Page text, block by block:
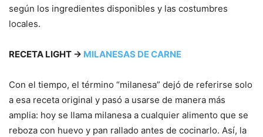
según los ingredientes disponibles y las costumbres
locales.
RECETA LIGHT → MILANESAS DE CARNE
Con el tiempo, el término “milanesa” dejó de referirse solo
a esa receta original y pasó a usarse de manera más
amplia: hoy se llama milanesa a cualquier alimento que se
reboza con huevo y pan rallado antes de cocinarlo. Así, la